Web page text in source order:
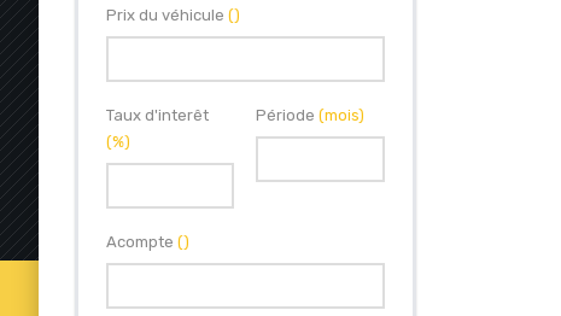
Prix du véhicule ()
Taux d'interêt
(%)
Période(mois)
Acompte ()